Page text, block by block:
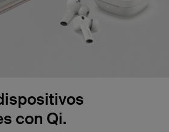
con Qi.